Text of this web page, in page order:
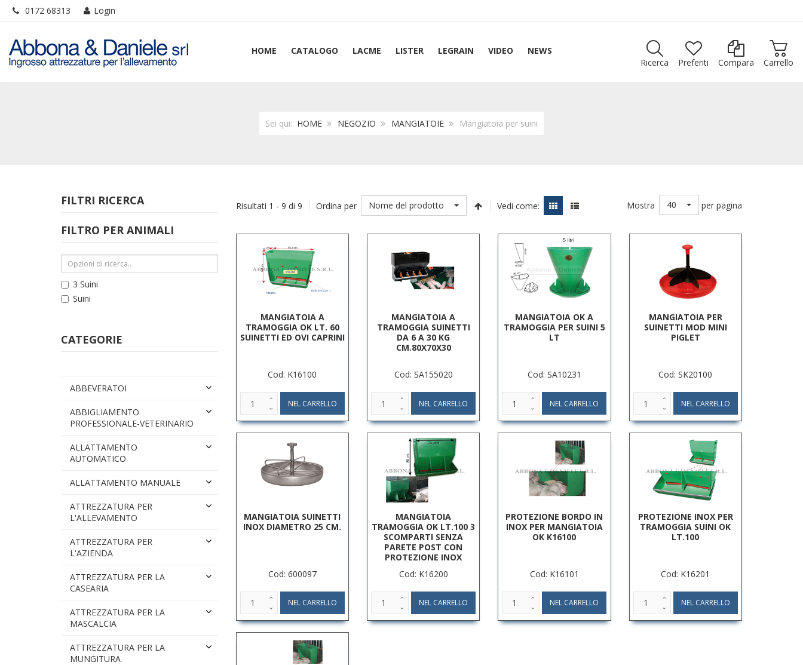
0172 68313 Login
HOME CATALOGO LACME LISTER LEGRAIN VIDEO
NEWS
Ricerca
Preferiti Compara Carrello
Sei qui: HOME NEGOZIO MANGIATOIE Mangiatoia per suini
FILTRI RICERCA
FILTRO PER ANIMALI
3 Suini
Suini
CATEGORIE
ABBEVERATOI
ABBIGLIAMENTO
PROFESSIONALE-VETERINARIO
ALLATTAMENTO
AUTOMATICO
ALLATTAMENTO MANUALE
ATTREZZATURA PER
L'ALLEVAMENTO
ATTREZZATURA PER
L'AZIENDA
ATTREZZATURA PER LA
CASEARIA
ATTREZZATURA PER LA
MASCALCIA
ATTREZZATURA PER LA
MUNGITURA
Risultati 1 - 9 di 9 Ordina per Nome del prodotto Vedi come: Mostra 40 per pagina
MANGIATOIA A
TRAMOGGIA OK LT. 60
SUINETTI ED OVI CAPRINI
Cod: K16100
MANGIATOIA A
TRAMOGGIA SUINETTI
DA 6 A 30 KG
CM.80X70X30
Cod: SA155020
MANGIATOIA OK A
TRAMOGGIA PER SUINI 5
LT
Cod: SA10231
MANGIATOIA PER
SUINETTI MOD MINI
PIGLET
Cod: SK20100
MANGIATOIA SUINETTI
INOX DIAMETRO 25 CM.
Cod: 600097
MANGIATOIA
TRAMOGGIA OK LT.100 3
SCOMPARTI SENZA
PARETE POST CON
PROTEZIONE INOX
Cod: K16200
PROTEZIONE BORDO IN
INOX PER MANGIATOIA
OK K16100
Cod: K16101
PROTEZIONE INOX PER
TRAMOGGIA SUINI OK
LT.100
Cod: K16201